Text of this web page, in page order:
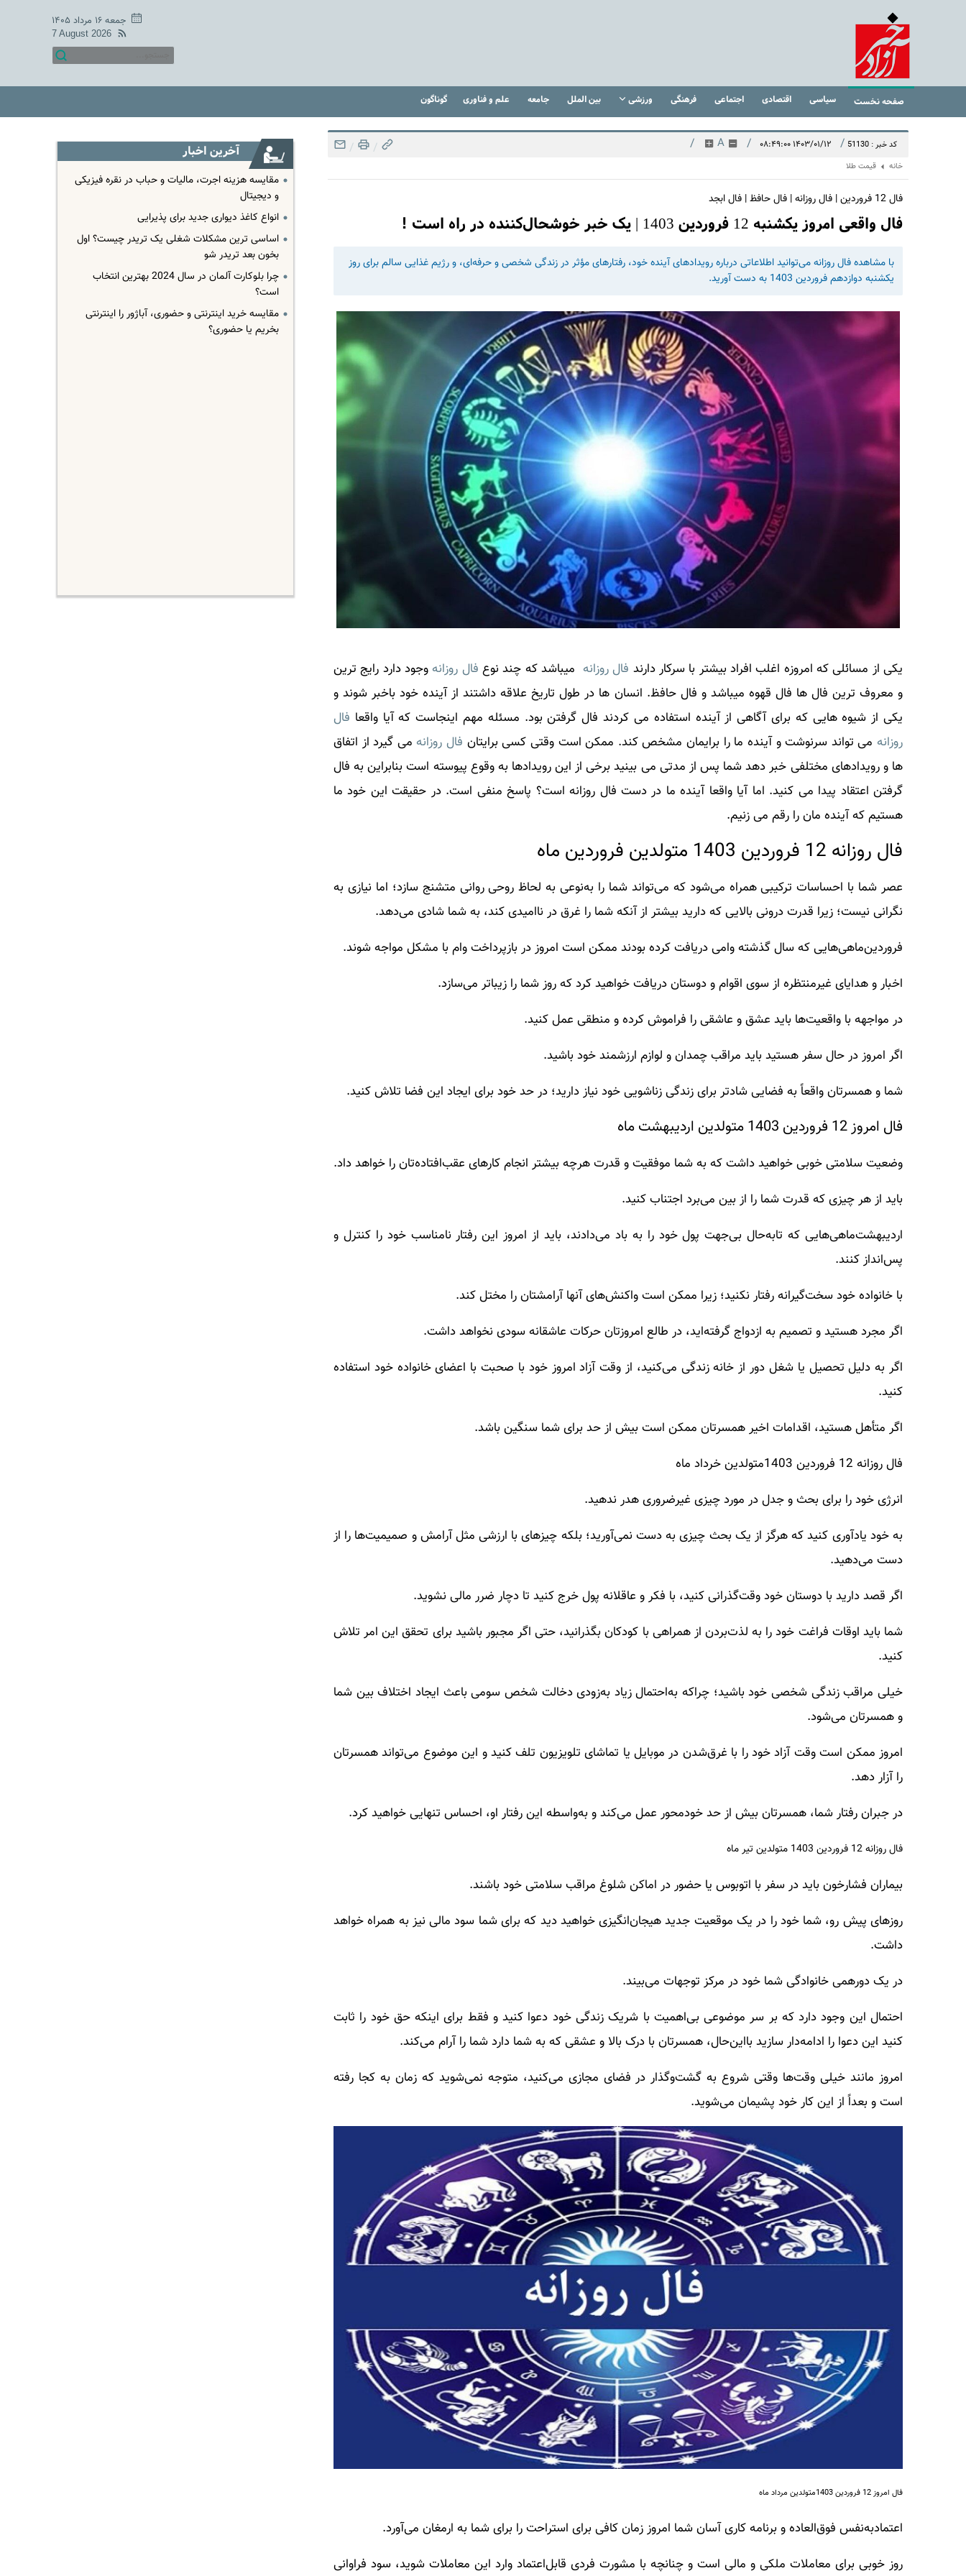
جمعه ۱۶ مرداد ۱۴۰۵
7 August 2026
صفحه نخست سیاسی اقتصادی اجتماعی فرهنگی ورزشی بین الملل جامعه علم و فناوری گوناگون
کد خبر : 51130 / ۱۴۰۳/۰۱/۱۲ ۰۸:۴۹:۰۰ /
A
/
/
/
خانه قیمت طلا
فال 12 فروردین | فال روزانه | فال حافظ | فال ابجد
فال واقعی امروز یکشنبه 12 فروردین 1403 | یک خبر خوشحال‌کننده در راه است !
با مشاهده فال روزانه می‌توانید اطلاعاتی درباره رویدادهای آینده خود، رفتارهای مؤثر در زندگی شخصی و حرفه‌ای، و رژیم غذایی سالم برای روز
یکشنبه دوازدهم فروردین 1403 به دست آورید.
یکی از مسائلی که امروزه اغلب افراد بیشتر با سرکار دارند فال روزانه میباشد که چند نوع فال روزانهوجود دارد رایج ترین
و معروف ترین فال ها فال قهوه میباشد و فال حافظ. انسان ها در طول تاریخ علاقه داشتند از آینده خود باخبر شوند و
یکی از شیوه هایی که برای آگاهی از آینده استفاده می کردند فال گرفتن بود. مسئله مهم اینجاست که آیا واقعا فال
روزانهمی تواند سرنوشت و آینده ما را برایمان مشخص کند. ممکن است وقتی کسی برایتان فال روزانهمی گیرد از اتفاق
ها و رویدادهای مختلفی خبر دهد شما پس از مدتی می بینید برخی از این رویدادها به وقوع پیوسته است بنابراین به فال
گرفتن اعتقاد پیدا می کنید. اما آیا واقعا آینده ما در دست فال روزانهاست؟ پاسخ منفی است. در حقیقت این خود ما
هستیم که آینده مان را رقم می زنیم.
فال روزانه 12 فروردین 1403 متولدین فروردین ماه
عصر شما با احساسات ترکیبی همراه می‌شود که می‌تواند شما را به‌نوعی به لحاظ روحی روانی متشنج سازد؛ اما نیازی به
نگرانی نیست؛ زیرا قدرت درونی بالایی که دارید بیشتر از آنکه شما را غرق در ناامیدی کند، به شما شادی می‌دهد.
فروردین‌ماهی‌هایی که سال گذشته وامی دریافت کرده بودند ممکن است امروز در بازپرداخت وام با مشکل مواجه شوند.
اخبار و هدایای غیرمنتظره از سوی اقوام و دوستان دریافت خواهید کرد که روز شما را زیباتر می‌سازد.
در مواجهه با واقعیت‌ها باید عشق و عاشقی را فراموش کرده و منطقی عمل کنید.
اگر امروز در حال سفر هستید باید مراقب چمدان و لوازم ارزشمند خود باشید.
شما و همسرتان واقعاً به فضایی شادتر برای زندگی زناشویی خود نیاز دارید؛ در حد خود برای ایجاد این فضا تلاش کنید.
فال امروز 12 فروردین 1403 متولدین اردیبهشت ماه
وضعیت سلامتی خوبی خواهید داشت که به شما موفقیت و قدرت هرچه بیشتر انجام کارهای عقب‌افتاده‌تان را خواهد داد.
باید از هر چیزی که قدرت شما را از بین می‌برد اجتناب کنید.
اردیبهشت‌ماهی‌هایی که تابه‌حال بی‌جهت پول خود را به باد می‌دادند، باید از امروز این رفتار نامناسب خود را کنترل و
پس‌انداز کنند.
با خانواده خود سخت‌گیرانه رفتار نکنید؛ زیرا ممکن است واکنش‌های آنها آرامشتان را مختل کند.
اگر مجرد هستید و تصمیم به ازدواج گرفته‌اید، در طالع امروزتان حرکات عاشقانه سودی نخواهد داشت.
اگر به دلیل تحصیل یا شغل دور از خانه زندگی می‌کنید، از وقت آزاد امروز خود با صحبت با اعضای خانواده خود استفاده
کنید.
اگر متأهل هستید، اقدامات اخیر همسرتان ممکن است بیش از حد برای شما سنگین باشد.
فال روزانه 12 فروردین 1403متولدین خرداد ماه
انرژی خود را برای بحث و جدل در مورد چیزی غیرضروری هدر ندهید.
به خود یادآوری کنید که هرگز از یک بحث چیزی به دست نمی‌آورید؛ بلکه چیزهای با ارزشی مثل آرامش و صمیمیت‌ها را از
دست می‌دهید.
اگر قصد دارید با دوستان خود وقت‌گذرانی کنید، با فکر و عاقلانه پول خرج کنید تا دچار ضرر مالی نشوید.
شما باید اوقات فراغت خود را به لذت‌بردن از همراهی با کودکان بگذرانید، حتی اگر مجبور باشید برای تحقق این امر تلاش
کنید.
خیلی مراقب زندگی شخصی خود باشید؛ چراکه به‌احتمال زیاد به‌زودی دخالت شخص سومی باعث ایجاد اختلاف بین شما
و همسرتان می‌شود.
امروز ممکن است وقت آزاد خود را با غرق‌شدن در موبایل یا تماشای تلویزیون تلف کنید و این موضوع می‌تواند همسرتان
را آزار دهد.
در جبران رفتار شما، همسرتان بیش از حد خودمحور عمل می‌کند و به‌واسطه این رفتار او، احساس تنهایی خواهید کرد.
فال روزانه 12 فروردین 1403 متولدین تیر ماه
بیماران فشارخون باید در سفر با اتوبوس یا حضور در اماکن شلوغ مراقب سلامتی خود باشند.
روزهای پیش رو، شما خود را در یک موقعیت جدید هیجان‌انگیزی خواهید دید که برای شما سود مالی نیز به همراه خواهد
داشت.
در یک دورهمی خانوادگی شما خود در مرکز توجهات می‌بیند.
احتمال این وجود دارد که بر سر موضوعی بی‌اهمیت با شریک زندگی خود دعوا کنید و فقط برای اینکه حق خود را ثابت
کنید این دعوا را ادامه‌دار سازید بااین‌حال، همسرتان با درک بالا و عشقی که به شما دارد شما را آرام می‌کند.
امروز مانند خیلی وقت‌ها وقتی شروع به گشت‌وگذار در فضای مجازی می‌کنید، متوجه نمی‌شوید که زمان به کجا رفته
است و بعداً از این کار خود پشیمان می‌شوید.
فال امروز 12 فروردین 1403متولدین مرداد ماه
اعتمادبه‌نفس فوق‌العاده و برنامه کاری آسان شما امروز زمان کافی برای استراحت را برای شما به ارمغان می‌آورد.
روز خوبی برای معاملات ملکی و مالی است و چنانچه با مشورت فردی قابل‌اعتماد وارد این معاملات شوید، سود فراوانی
آخرین اخبار
مقایسه هزینه اجرت، مالیات و حباب در نقره فیزیکی
و دیجیتال
انواع کاغذ دیواری جدید برای پذیرایی
اساسی ترین مشکلات شغلی یک تریدر چیست؟ اول
بخون بعد تریدر شو
چرا بلوکارت آلمان در سال 2024 بهترین انتخاب
است؟
مقایسه خرید اینترنتی و حضوری، آباژور را اینترنتی
بخریم یا حضوری؟